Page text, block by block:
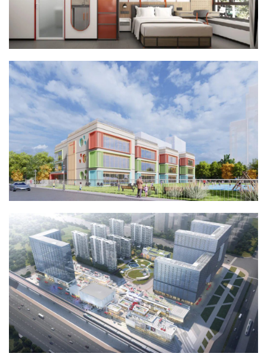
快
讯
创
纪
说
新
商
新
商
专
栏
专
题